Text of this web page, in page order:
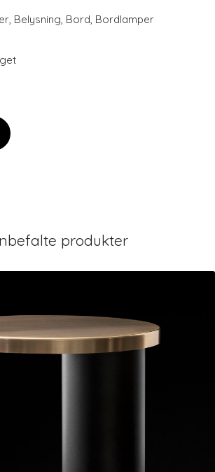
, Belysning, Bord, Bordlamper
produkter